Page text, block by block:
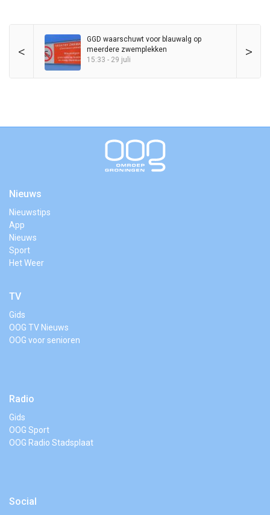
< >
GGD waarschuwt voor blauwalg op
meerdere zwemplekken
15:33 - 29 juli
Nieuws
Nieuwstips
App
Nieuws
Sport
Het Weer
TV
Gids
OOG TV Nieuws
OOG voor senioren
Radio
Gids
OOG Sport
OOG Radio Stadsplaat
Social